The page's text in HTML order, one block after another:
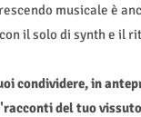
musicale è
il solo di synth e il
condividere, in
del tuo